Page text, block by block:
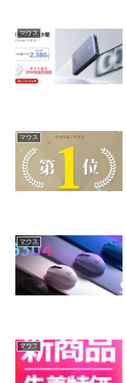
マウス
マウス
マウス
マウス